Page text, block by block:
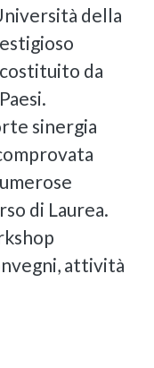
della
da
sinergia
di Laurea.
attività